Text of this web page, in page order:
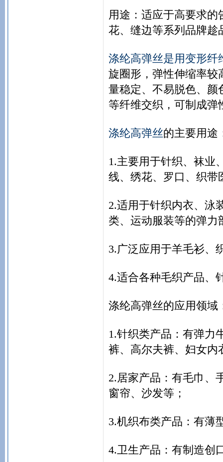
用途：适应于高要求
花、缝边等系列品牌趁
涤纶高弹丝是用变形纤
旋圈形，弹性伸缩率较
量稳定、不易脱色、颜
等纤维交织，可制成弹
涤纶高弹丝的主要用途
1.主要用于针织、袜业
线、绣花、罗口、织带
2.适用于针织内衣、泳
类、运动服装等的弹力
3.广泛应用于羊毛衫、
4.适合各种毛织产品、
涤纶高弹丝的应用领域
1.针织类产品：有弹力
裤、高尔夫裤、妇女内
2.居家产品：有毛巾、
窗帘、沙发等；
3.机织布类产品：有薄
4.卫生产品：有制造创